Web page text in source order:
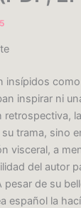
insípidos
inspirar ni
retrospectiva,
trama, sino
visceral, a
del autor
pesar de su
español la